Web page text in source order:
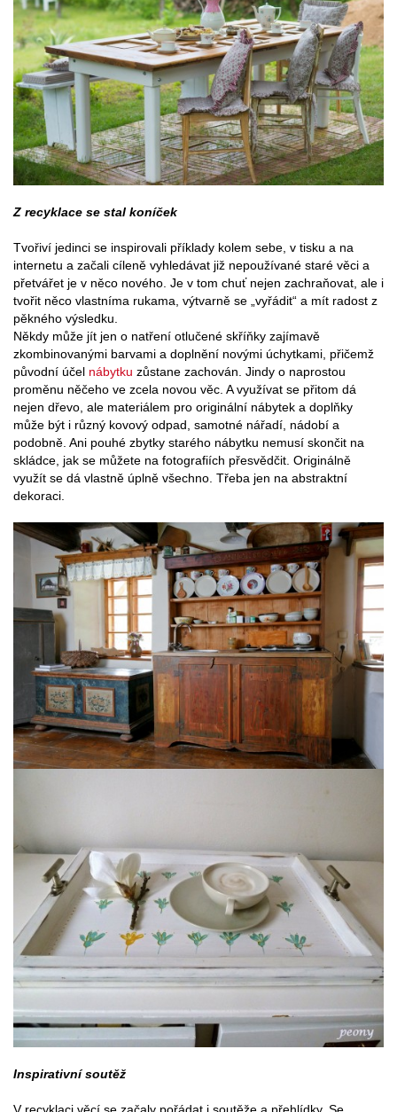
Z recyklace se stal koníček
Tvořiví jedinci se inspirovali příklady kolem sebe, v tisku a na
internetu a začali cíleně vyhledávat již nepoužívané staré věci a
přetvářet je v něco nového. Je v tom chuť nejen zachraňovat, ale i
tvořit něco vlastníma rukama, výtvarně se „vyřádit“ a mít radost z
pěkného výsledku.
Někdy může jít jen o natření otlučené skříňky zajímavě
zkombinovanými barvami a doplnění novými úchytkami, přičemž
původní účel nábytku zůstane zachován. Jindy o naprostou
proměnu něčeho ve zcela novou věc. A využívat se přitom dá
nejen dřevo, ale materiálem pro originální nábytek a doplňky
může být i různý kovový odpad, samotné nářadí, nádobí a
podobně. Ani pouhé zbytky starého nábytku nemusí skončit na
skládce, jak se můžete na fotografiích přesvědčit. Originálně
využít se dá vlastně úplně všechno. Třeba jen na abstraktní
dekoraci.
Inspirativní soutěž
V recyklaci věcí se začaly pořádat i soutěže a přehlídky. Se